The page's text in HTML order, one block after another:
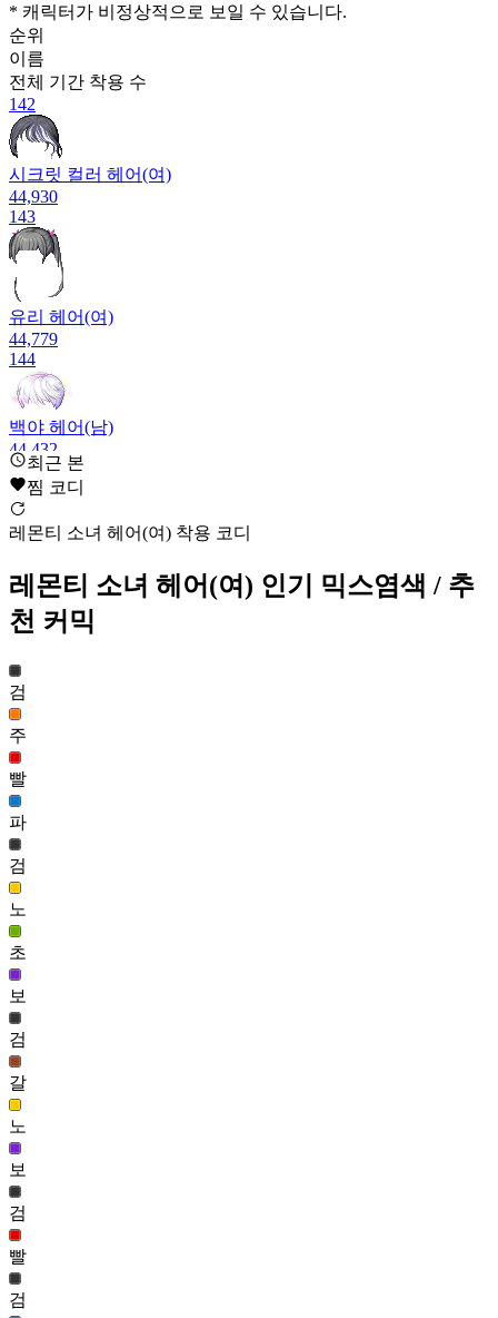
* 캐릭터가 비정상적으로 보일 수 있습니다.
순위
이름
전체 기간 착용 수
142
시크릿 컬러 헤어(여)
44,930
143
유리 헤어(여)
44,779
144
백야 헤어(남)
44,432
145
미로 헤어(남)
146
크리드 헤어(남)
43,754
더듬이 헤어(여)
43,433
148
레몬티 소녀 헤어(여)
43,322
149
포춘 헤어(남)
43,035
150
카나오 헤어
42,646
151
안개 라리엘 헤어(여)
42,588
152
상큼 단발 헤어(여)
42,355
153
안개 클루 헤어(여)
42,295
154
모험가 불독 헤어(여)
최근 본
찜 코디
레몬티 소녀 헤어(여) 착용 코디
레몬티 소녀 헤어(여) 인기 믹스염색 / 추
천 커믹
검
주
빨
파
검
노
초
보
검
갈
노
보
검
빨
검